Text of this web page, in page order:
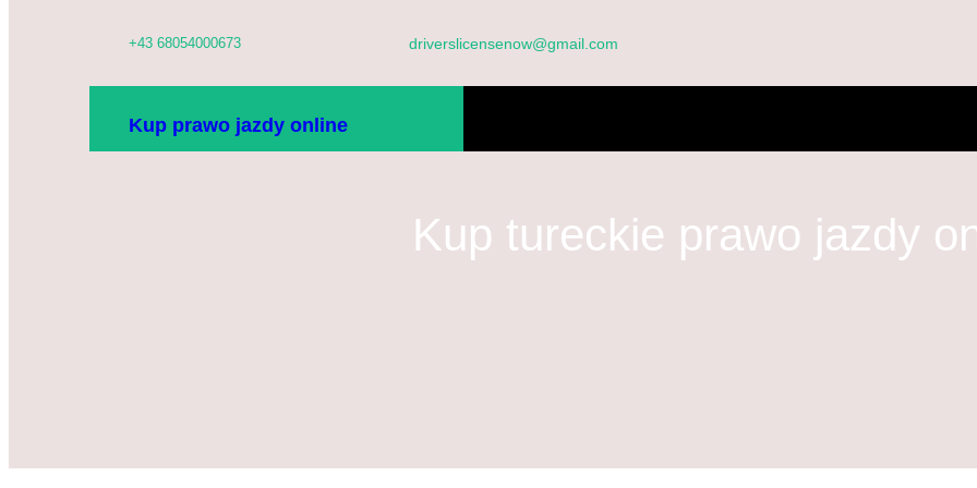
+43 68054000673 driverslicensenow@gmail.com
Kup prawo jazdy online
Kup tureckie prawo jazdy